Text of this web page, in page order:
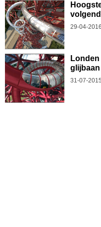
29-04-
glijbaan
31-07-